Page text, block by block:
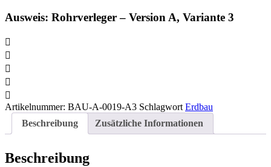
Version
Variante
3
Menge
Ausweis: Rohrverleger – Version A, Variante 3
Artikelnummer: BAU-A-0019-A3 Schlagwort Erdbau
Beschreibung
Zusätzliche Informationen
Beschreibung